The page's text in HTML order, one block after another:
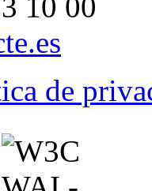
10 00
de